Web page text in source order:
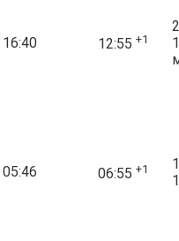
16:40 12:55 +1
05:46 06:55 +1